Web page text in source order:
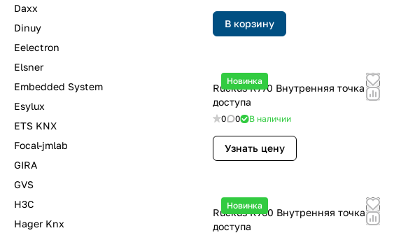
В корзину
Новинка
Ruckus R770 Внутренняя точка
доступа
0 0 В наличии
Узнать цену
Новинка
Ruckus R760 Внутренняя точка
доступа
Daxx
Dinuy
Eelectron
Elsner
Embedded System
Esylux
ETS KNX
Focal-jmlab
GIRA
GVS
H3C
Hager Knx